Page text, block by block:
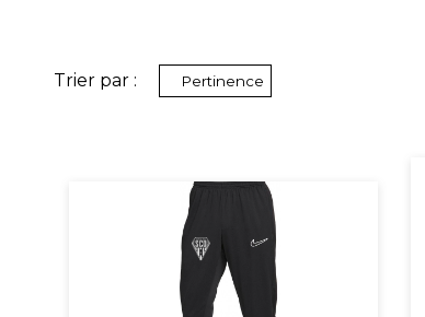
Trier par :